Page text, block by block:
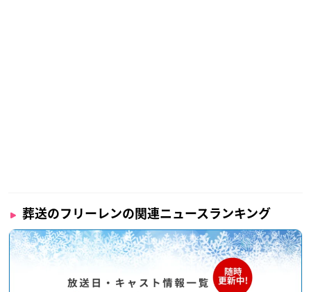
葬送のフリーレンの関連ニュースランキング